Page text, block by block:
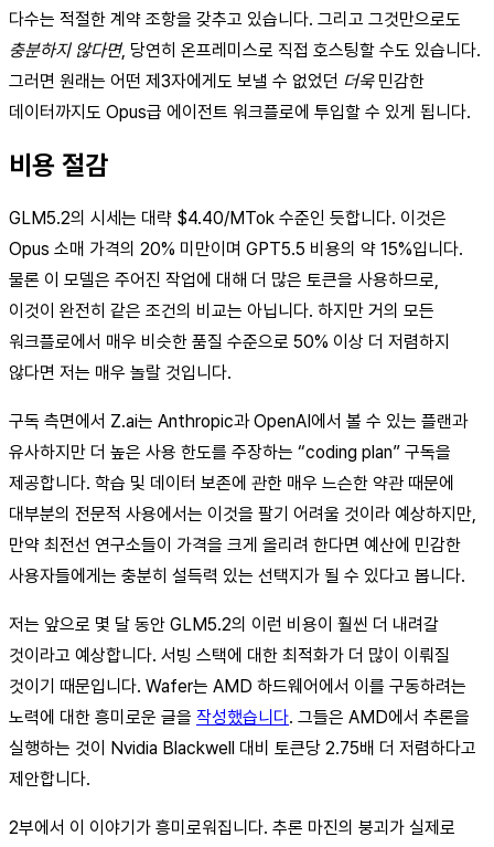
다수는 적절한 계약 조항을 갖추고 있습니다. 그리고 그것만으로도
충분하지 않다면, 당연히 온프레미스로 직접 호스팅할 수도 있습니다.
그러면 원래는 어떤 제3자에게도 보낼 수 없었던 더욱민감한
데이터까지도 Opus급 에이전트 워크플로에 투입할 수 있게 됩니다.
비용 절감
GLM5.2의 시세는 대략 $4.40/MTok 수준인 듯합니다. 이것은
Opus 소매 가격의 20% 미만이며 GPT5.5 비용의 약 15%입니다.
물론 이 모델은 주어진 작업에 대해 더 많은 토큰을 사용하므로,
이것이 완전히 같은 조건의 비교는 아닙니다. 하지만 거의 모든
워크플로에서 매우 비슷한 품질 수준으로 50% 이상 더 저렴하지
않다면 저는 매우 놀랄 것입니다.
구독 측면에서 Z.ai는 Anthropic과 OpenAI에서 볼 수 있는 플랜과
유사하지만 더 높은 사용 한도를 주장하는 “coding plan” 구독을
제공합니다. 학습 및 데이터 보존에 관한 매우 느슨한 약관 때문에
대부분의 전문적 사용에서는 이것을 팔기 어려울 것이라 예상하지만,
만약 최전선 연구소들이 가격을 크게 올리려 한다면 예산에 민감한
사용자들에게는 충분히 설득력 있는 선택지가 될 수 있다고 봅니다.
저는 앞으로 몇 달 동안 GLM5.2의 이런 비용이 훨씬 더 내려갈
것이라고 예상합니다. 서빙 스택에 대한 최적화가 더 많이 이뤄질
것이기 때문입니다. Wafer는 AMD 하드웨어에서 이를 구동하려는
노력에 대한 흥미로운 글을 작성했습니다. 그들은 AMD에서 추론을
실행하는 것이 Nvidia Blackwell 대비 토큰당 2.75배 더 저렴하다고
제안합니다.
2부에서 이 이야기가 흥미로워집니다. 추론 마진의 붕괴가 실제로